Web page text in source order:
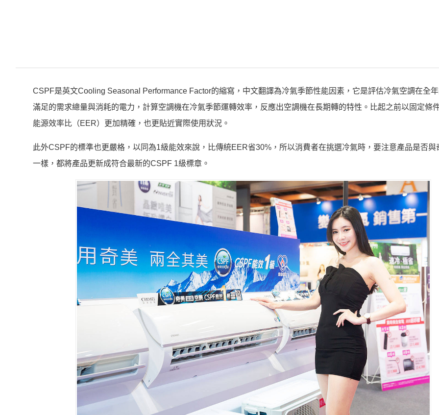
CSPF是英文Cooling Seasonal Performance Factor的縮寫，中文翻譯為冷氣季節性能因素，它是評估冷氣空調在全
滿足的需求總量與消耗的電力，計算空調機在冷氣季節運轉效率，反應出空調機在長期轉的特性。比起之前以固定條
能源效率比（EER）更加精確，也更貼近實際使用狀況。
此外CSPF的標準也更嚴格，以同為1級能效來說，比傳統EER省30%，所以消費者在挑選冷氣時，要注意產品是否與
一樣，都將產品更新成符合最新的CSPF 1級標章。